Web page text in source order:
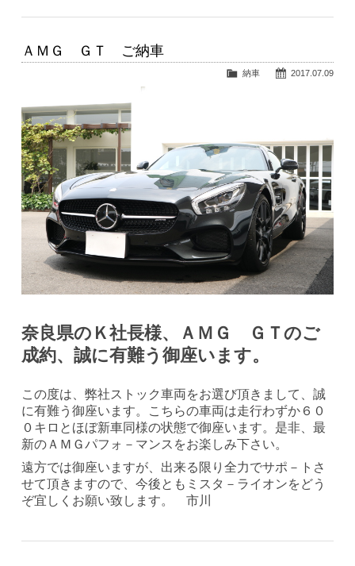
ＡＭＧ ＧＴ ご納車
2017.07.09
納車
奈良県のＫ社長様、ＡＭＧ ＧＴのご
成約、誠に有難う御座います。
この度は、弊社ストック車両をお選び頂きまして、誠
に有難う御座います。こちらの車両は走行わずか６０
０キロとほぼ新車同様の状態で御座います。是非、最
新のＡＭＧパフォ－マンスをお楽しみ下さい。
遠方では御座いますが、出来る限り全力でサポ－トさ
せて頂きますので、今後ともミスタ－ライオンをどう
ぞ宜しくお願い致します。 市川